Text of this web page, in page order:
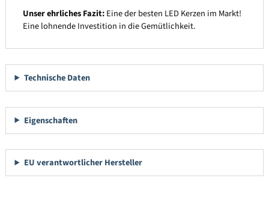
Unser ehrliches Fazit:Eine der besten LED Kerzen im Markt!
Eine lohnende Investition in die Gemütlichkeit.
Technische Daten
Eigenschaften
EU verantwortlicher Hersteller